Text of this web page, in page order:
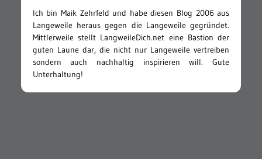
Ich bin Maik Zehrfeld und habe diesen Blog 2006 aus
Langeweile heraus gegen die Langeweile gegründet.
Mittlerweile stellt LangweileDich.net eine Bastion der
guten Laune dar, die nicht nur Langeweile vertreiben
sondern auch nachhaltig inspirieren will. Gute
Unterhaltung!